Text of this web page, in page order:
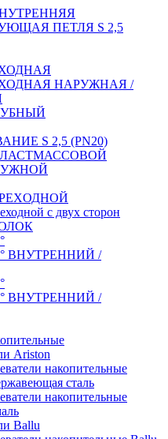
ПЕТЛЯ S 2,5
НАРУЖНАЯ /
S 2,5 (PN20)
с двух сторон
ВНУТРЕННИЙ /
ВНУТРЕННИЙ /
Ariston
накопительные
сталь
накопительные
Ballu